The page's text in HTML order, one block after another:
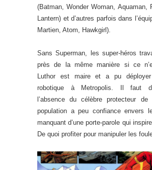
(Batman, Wonder Woman, Aquaman,
Lantern) et d’autres parfois dans
Martien, Atom, Hawkgirl).
Sans Superman, les super-héros
près de la même manière si ce
Luthor est maire et a pu
robotique à Metropolis. Il faut
l’absence du célèbre protecteur
population a peu confiance envers
manquant d’une porte-parole qui
De quoi profiter pour manipuler les